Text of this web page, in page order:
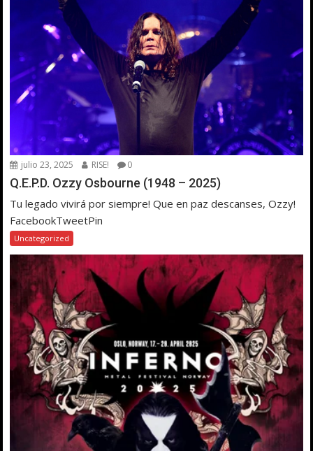
julio 23, 2025 RISE! 0
Q.E.P.D. Ozzy Osbourne (1948 – 2025)
Tu legado vivirá por siempre! Que en paz descanses, Ozzy!
FacebookTweetPin
Uncategorized